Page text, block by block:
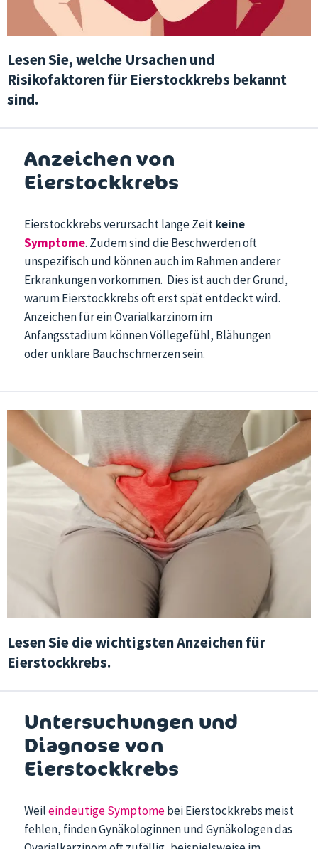
Lesen Sie, welche Ursachen und
Risikofaktoren für Eierstockkrebs bekannt
sind.
Anzeichen von
Eierstockkrebs
Eierstockkrebs verursacht lange Zeitkeine
Symptome. Zudem sind die Beschwerden oft
unspezifisch und können auch im Rahmen anderer
Erkrankungen vorkommen. Dies ist auch der Grund,
warum Eierstockkrebs oft erst spät entdeckt wird.
Anzeichen für ein Ovarialkarzinom im
Anfangsstadium können Völlegefühl, Blähungen
oder unklare Bauchschmerzen sein.
Lesen Sie die wichtigsten Anzeichen für
Eierstockkrebs.
Untersuchungen und
Diagnose von
Eierstockkrebs
Weileindeutige Symptomebei Eierstockkrebs meist
fehlen, finden Gynäkologinnen und Gynäkologen das